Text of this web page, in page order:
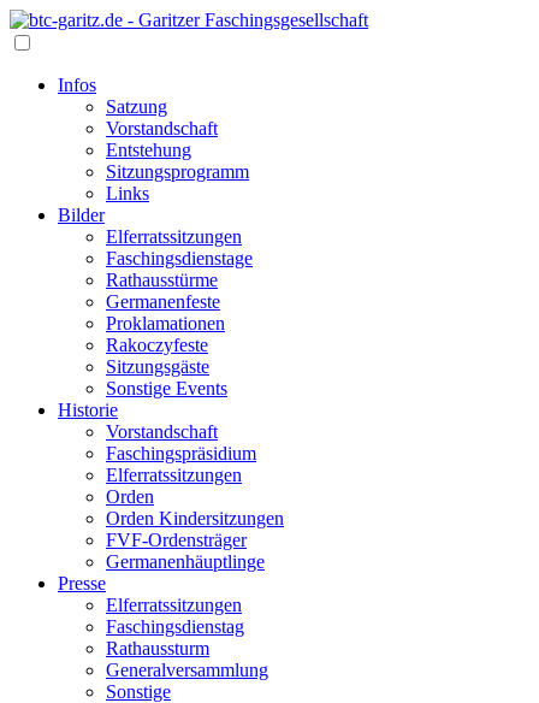
Infos
Satzung
Vorstandschaft
Entstehung
Sitzungsprogramm
Links
Bilder
Elferratssitzungen
Faschingsdienstage
Rathausstürme
Germanenfeste
Proklamationen
Rakoczyfeste
Sitzungsgäste
Sonstige Events
Historie
Vorstandschaft
Faschingspräsidium
Elferratssitzungen
Orden
Orden Kindersitzungen
FVF-Ordensträger
Germanenhäuptlinge
Presse
Elferratssitzungen
Faschingsdienstag
Rathaussturm
Generalversammlung
Sonstige